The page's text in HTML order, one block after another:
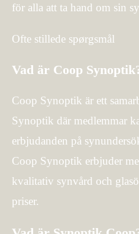
för alla att ta hand om sin
Ofte stillede spørgsmål
Vad är Coop
Coop Synoptik är ett
Synoptik där medlemmar
erbjudanden på
Coop Synoptik erbjuder
kvalitativ synvård och
priser.